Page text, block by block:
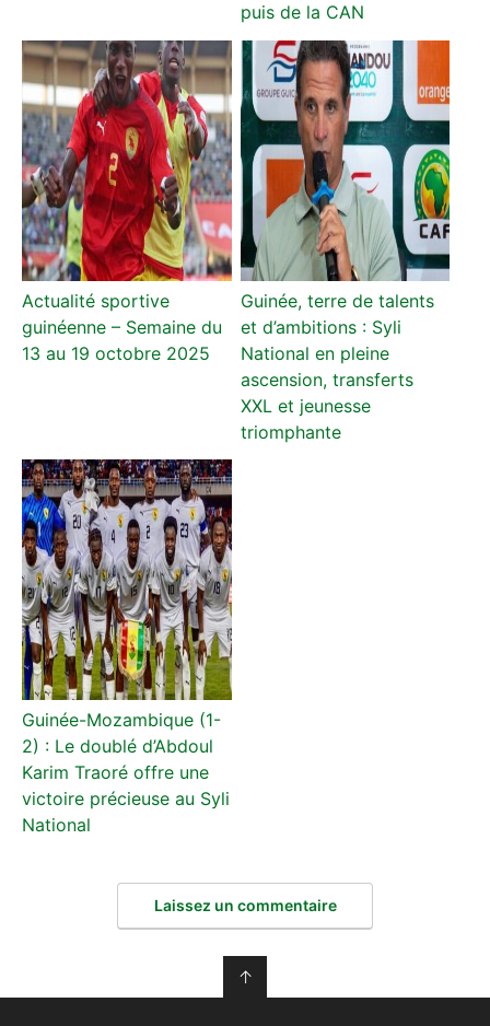
puis de la CAN
Actualité sportive
guinéenne – Semaine du
13 au 19 octobre 2025
Guinée, terre de talents
et d’ambitions : Syli
National en pleine
ascension, transferts
XXL et jeunesse
triomphante
Guinée-Mozambique (1-
2) : Le doublé d’Abdoul
Karim Traoré offre une
victoire précieuse au Syli
National
Laissez un commentaire
↑